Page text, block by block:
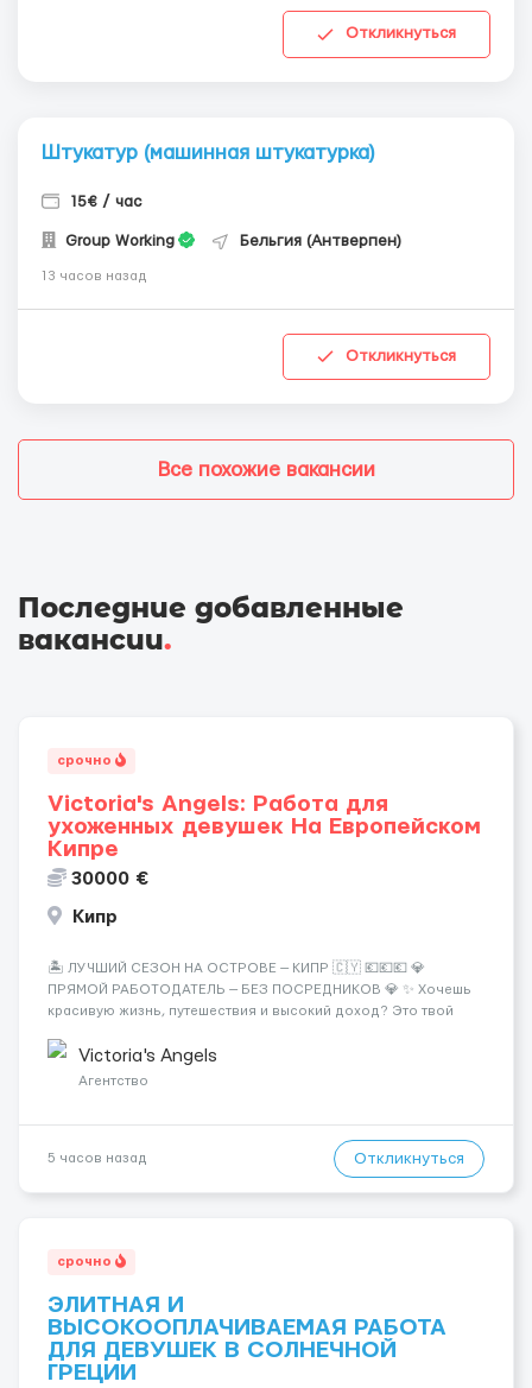
Откликнуться
Штукатур (машинная штукатурка)
15€ / час
Group Working Бельгия (Антверпен)
13 часов назад
Откликнуться
Все похожие вакансии
Последние добавленные
вакансии.
срочно
Victoria's Angels: Работа для
ухоженных девушек На Европейском
Кипре
30000 €
Кипр
🏝️ ЛУЧШИЙ СЕЗОН НА ОСТРОВЕ — КИПР 🇨🇾 💶💶💶 💎
ПРЯМОЙ РАБОТОДАТЕЛЬ — БЕЗ ПОСРЕДНИКОВ 💎 ✨ Хочешь
красивую жизнь, путешествия и высокий доход? Это твой
Опытная команда с годами практики — Стабильный поток
клиентов (без ...
Victoria's Angels
Агентство
5 часов назад Откликнуться
срочно
ЭЛИТНАЯ И
ВЫСОКООПЛАЧИВАЕМАЯ РАБОТА
ДЛЯ ДЕВУШЕК В СОЛНЕЧНОЙ
ГРЕЦИИ